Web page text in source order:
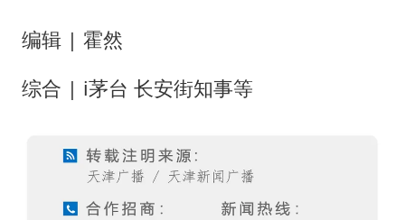
编辑 | 霍然
综合 | i茅台 长安街知事等